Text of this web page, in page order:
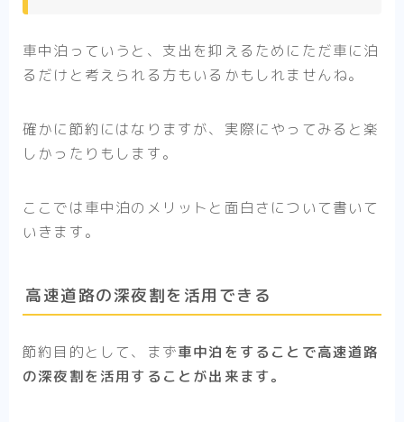
車中泊っていうと、支出を抑えるためにただ車に泊
るだけと考えられる方もいるかもしれませんね。
確かに節約にはなりますが、実際にやってみると楽
しかったりもします。
ここでは車中泊のメリットと面白さについて書いて
いきます。
高速道路の深夜割を活用できる
節約目的として、まず車中泊をすることで高速道路
の深夜割を活用することが出来ます。